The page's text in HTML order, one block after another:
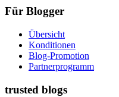
Für Blogger
Übersicht
Konditionen
Blog-Promotion
Partnerprogramm
trusted blogs